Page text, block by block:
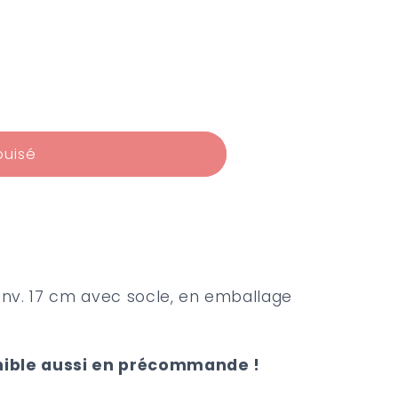
17 cm avec socle, en emballage
aussi en précommande !